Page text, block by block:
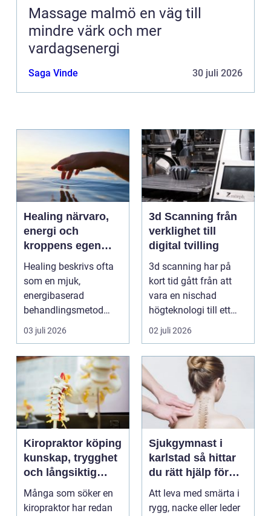
Massage malmö en väg till
mindre värk och mer
vardagsenergi
Saga Vinde 30 juli 2026
Healing närvaro,
energi och
kroppens egen
förmåga att läka
Healing beskrivs ofta
som en mjuk,
energibaserad
behandlingsmetod
som stödjer kroppens
egen läknings...
03 juli 2026
3d Scanning från
verklighet till
digital tvilling
3d scanning har på
kort tid gått från att
vara en nischad
högteknologi till ett
praktiskt verktyg fö...
02 juli 2026
Kiropraktor köping
kunskap, trygghet
och långsiktig
hjälp för ryggen
Många som söker en
kiropraktor har redan
Sjukgymnast i
karlstad så hittar
du rätt hjälp för
smärta och besvär
Att leva med smärta i
rygg, nacke eller leder